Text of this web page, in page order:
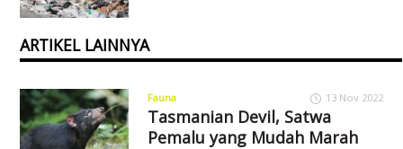
ARTIKEL LAINNYA
Fauna 13 Nov 2022
Tasmanian Devil, Satwa
Pemalu yang Mudah Marah